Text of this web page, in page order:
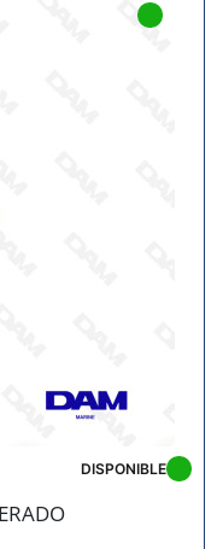
DISPONIBLE